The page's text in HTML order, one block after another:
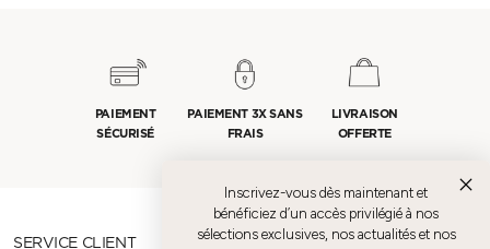
PAIEMENT
SÉCURISÉ
PAIEMENT 3X SANS
FRAIS
LIVRAISON
OFFERTE
SERVICE CLIENT
Inscrivez-vous dès maintenant et
bénéficiez d’un accès privilégié à nos
sélections exclusives, nos actualités et nos